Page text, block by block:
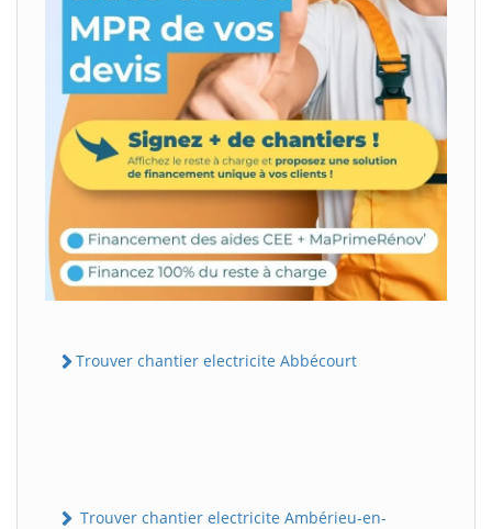
Trouver chantier electricite Abbécourt
Trouver chantier electricite Ambérieu-en-